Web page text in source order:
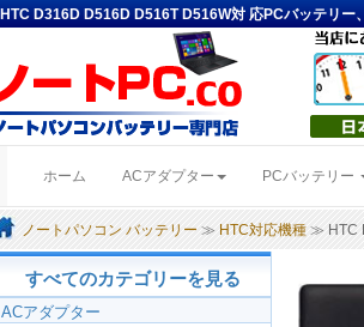
HTC D316D D516D D516T D516W対 応PCバッテリー
ホーム (current)ACアダプター PCバッテリー
ノートパソコン バッテリー ≫ HTC対応機種 ≫ HTC
すべてのカテゴリーを見る
ACアダプター